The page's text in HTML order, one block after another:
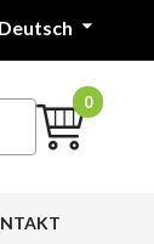
Deutsch 
0